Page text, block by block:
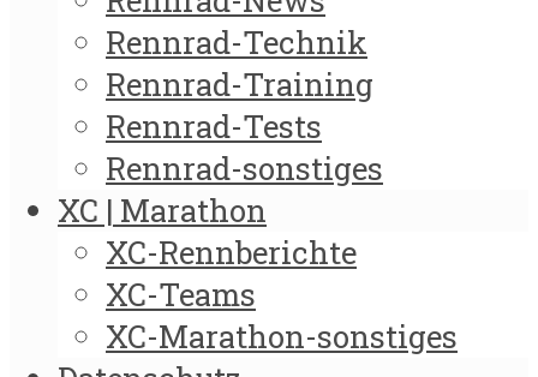
Rennrad-Technik
Rennrad-Training
Rennrad-Tests
Rennrad-sonstiges
XC | Marathon
XC-Rennberichte
XC-Teams
XC-Marathon-sonstiges